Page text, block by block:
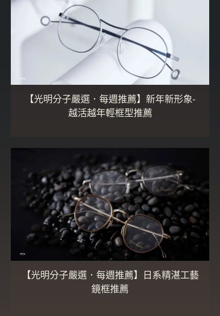
【光明分子嚴選．每週推薦】新年新形象-
越活越年輕框型推薦
【光明分子嚴選．每週推薦】日系精湛工藝
鏡框推薦